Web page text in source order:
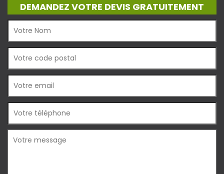
DEMANDEZ VOTRE DEVIS GRATUITEMENT